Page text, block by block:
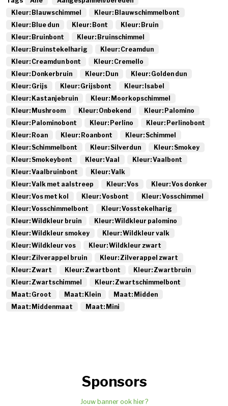
Kleur: Blauwschimmel
Kleur: Blauwschimmelbont
Kleur: Blue dun
Kleur: Bont
Kleur: Bruin
Kleur: Bruinbont
Kleur: Bruinschimmel
Kleur: Bruinstekelharig
Kleur: Creamdun
Kleur: Creamdun bont
Kleur: Cremello
Kleur: Donkerbruin
Kleur: Dun
Kleur: Golden dun
Kleur: Grijs
Kleur: Grijsbont
Kleur: Isabel
Kleur: Kastanjebruin
Kleur: Moorkopschimmel
Kleur: Mushroom
Kleur: Onbekend
Kleur: Palomino
Kleur: Palominobont
Kleur: Perlino
Kleur: Perlinobont
Kleur: Roan
Kleur: Roanbont
Kleur: Schimmel
Kleur: Schimmelbont
Kleur: Silverdun
Kleur: Smokey
Kleur: Smokeybont
Kleur: Vaal
Kleur: Vaalbont
Kleur: Vaalbruinbont
Kleur: Valk
Kleur: Valk met aalstreep
Kleur: Vos
Kleur: Vos donker
Kleur: Vos met kol
Kleur: Vosbont
Kleur: Vosschimmel
Kleur: Vosschimmelbont
Kleur: Vosstekelharig
Kleur: Wildkleur bruin
Kleur: Wildkleur palomino
Kleur: Wildkleur smokey
Kleur: Wildkleur valk
Kleur: Wildkleur vos
Kleur: Wildkleur zwart
Kleur: Zilverappel bruin
Kleur: Zilverappel zwart
Kleur: Zwart
Kleur: Zwartbont
Kleur: Zwartbruin
Kleur: Zwartschimmel
Kleur: Zwartschimmelbont
Maat: Groot
Maat: Klein
Maat: Midden
Maat: Middenmaat
Maat: Mini
Sponsors
Jouw banner ook hier?